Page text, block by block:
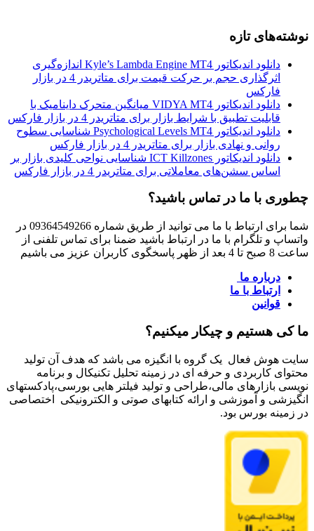
نوشته‌های تازه
دانلود اندیکاتور Kyle’s Lambda Engine MT4 اندازه‌گیری
اثرگذاری حجم بر حرکت قیمت برای متاتریدر 4 در بازار
فارکس
دانلود اندیکاتور VIDYA MT4 میانگین متحرک داینامیک با
قابلیت تطبیق با شرایط بازار برای متاتریدر 4 در بازار فارکس
دانلود اندیکاتور Psychological Levels MT4 شناسایی سطوح
روانی و نهادی بازار برای متاتریدر 4 در بازار فارکس
دانلود اندیکاتور ICT Killzones شناسایی نواحی کلیدی بازار بر
اساس سشن‌های معاملاتی برای متاتریدر 4 در بازار فارکس
چطوری با ما در تماس باشید؟
شما برای ارتباط با ما می توانید از طریق شماره 09364549266 در
واتساپ و تلگرام با ما در ارتباط باشید ضمنا برای تماس تلفنی از
ساعت 8 صبح تا 4 بعد از ظهر پاسخگوی کاربران عزیز می باشیم
درباره ما
ارتباط با ما
قوانین
ما کی هستیم و چیکار میکنیم؟
سایت هوش فعال یک گروه با انگیزه می باشد که هدف آن تولید
محتوای کاربردی و حرفه ای در زمینه تحلیل تکنیکال و برنامه
نویسی بازارهای مالی،طراحی و تولید فیلتر هایی بورسی،پادکستهای
انگیزشی و آموزشی و ارائه کتابهای صوتی و الکترونیکی اختصاصی
در زمینه بورس بود.